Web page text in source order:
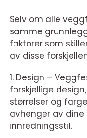
Selv om alle
samme
faktorer som
av disse
1. Design –
forskjellige
størrelser og
avhenger av dine
innredningsstil.